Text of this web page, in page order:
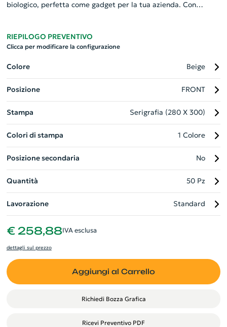
biologico, perfetta come gadget per la tua azienda. Con
e robustezza. Prodotte con orgoglio in Europa, le nostre
marchio in un modo eco-sostenibile rappresentando al tempo
stesso un mix di comfort e stile. Ideale per eventi aziendali,
fiere o come regalo per i tuoi clienti.
RIEPILOGO PREVENTIVO
Clicca per modificare la configurazione
Colore Beige
Posizione FRONT
Stampa Serigrafia (280 X 300)
Colori di stampa 1 Colore
Posizione secondaria No
Quantità 50 Pz
Lavorazione Standard
€ 258,88IVA esclusa
dettagli sul prezzo
Aggiungi al Carrello
Richiedi Bozza Grafica
Ricevi Preventivo PDF